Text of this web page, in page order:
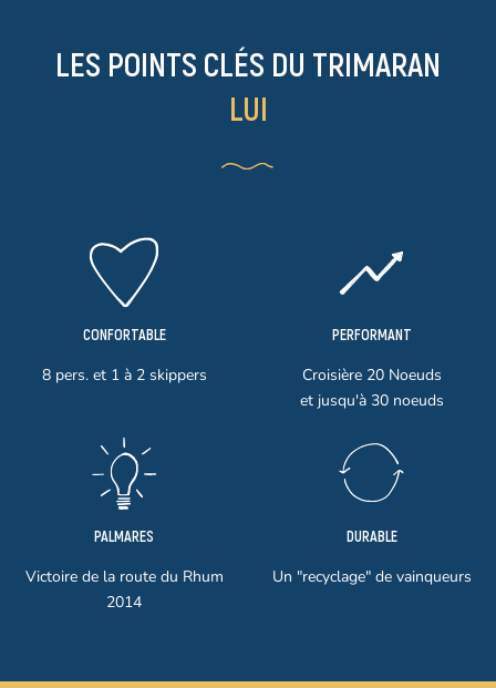
LES POINTS CLÉS DU TRIMARAN
LUI
CONFORTABLE
8 pers. et 1 à 2 skippers
PERFORMANT
Croisière 20 Noeuds
et jusqu'à 30 noeuds
PALMARES
Victoire de la route du Rhum
2014
DURABLE
Un "recyclage" de vainqueurs